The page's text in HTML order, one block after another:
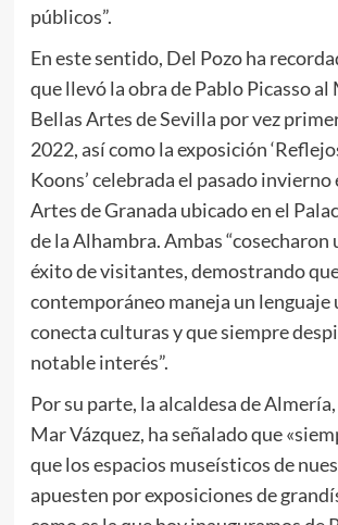
públicos”.
En este sentido, Del Pozo ha
que llevó la obra de Pablo Picasso al
Bellas Artes de Sevilla por vez
2022, así como la exposición
Koons’ celebrada el pasado invierno
Artes de Granada ubicado en el
de la Alhambra. Ambas “cosecharon
éxito de visitantes, demostrando
contemporáneo maneja un lenguaje
conecta culturas y que siempre
notable interés”.
Por su parte, la alcaldesa de
Mar Vázquez, ha señalado que
que los espacios museísticos de
apuesten por exposiciones de